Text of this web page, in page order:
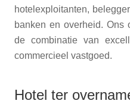
hotelexploitanten,
banken en overheid. Ons
de combinatie van
commercieel vastgoed.
Hotel ter